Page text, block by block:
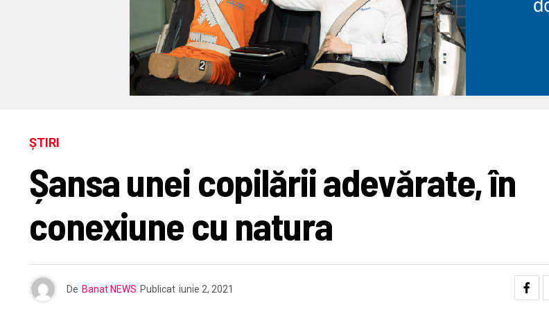
ȘTIRI
Șansa unei copilării adevărate, în
conexiune cu natura
De Banat NEWS Publicat iunie 2, 2021